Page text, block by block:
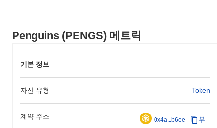
Penguins (PENGS) 메트릭
기본 정보
자산 유형 Token
계약 주소 0x4a...b6ee 부